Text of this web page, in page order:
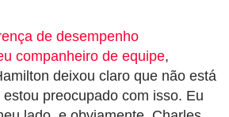
de desempenho
companheiro de equipe,
deixou claro que não está
estou preocupado com isso. Eu